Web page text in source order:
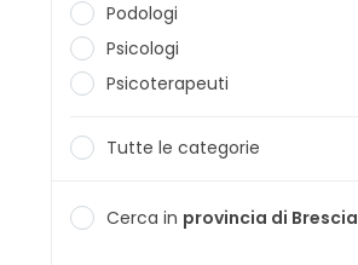
Podologi
Psicologi
Psicoterapeuti
Tutte le categorie
Cerca in provincia di Brescia